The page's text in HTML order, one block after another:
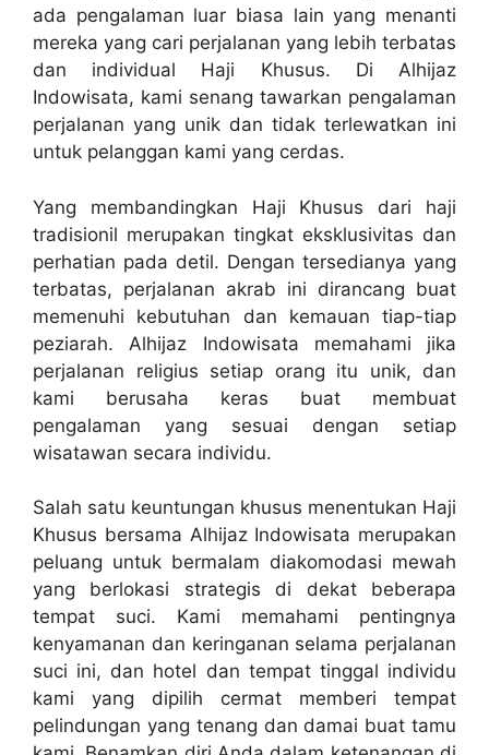
ada pengalaman luar biasa lain yang menanti
mereka yang cari perjalanan yang lebih terbatas
dan individual Haji Khusus. Di Alhijaz
Indowisata, kami senang tawarkan pengalaman
perjalanan yang unik dan tidak terlewatkan ini
untuk pelanggan kami yang cerdas.
Yang membandingkan Haji Khusus dari haji
tradisionil merupakan tingkat eksklusivitas dan
perhatian pada detil. Dengan tersedianya yang
terbatas, perjalanan akrab ini dirancang buat
memenuhi kebutuhan dan kemauan tiap-tiap
peziarah. Alhijaz Indowisata memahami jika
perjalanan religius setiap orang itu unik, dan
kami berusaha keras buat membuat
pengalaman yang sesuai dengan setiap
wisatawan secara individu.
Salah satu keuntungan khusus menentukan Haji
Khusus bersama Alhijaz Indowisata merupakan
peluang untuk bermalam diakomodasi mewah
yang berlokasi strategis di dekat beberapa
tempat suci. Kami memahami pentingnya
kenyamanan dan keringanan selama perjalanan
suci ini, dan hotel dan tempat tinggal individu
kami yang dipilih cermat memberi tempat
pelindungan yang tenang dan damai buat tamu